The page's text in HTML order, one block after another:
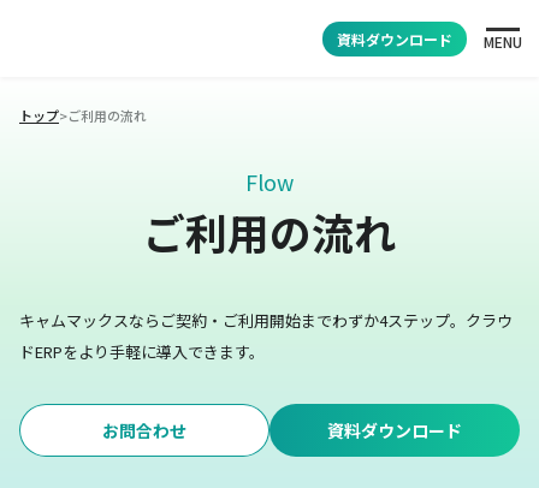
資料ダウンロード MENU
トップ>ご利用の流れ
Flow
ご利用の流れ
キャムマックスならご契約・ご利用開始までわずか4ステップ。 クラウ
ドERPをより手軽に導入できます。
お問合わせ 資料ダウンロード